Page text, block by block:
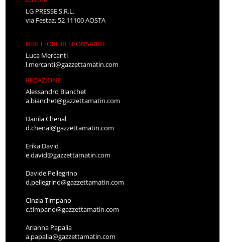
LG PRESSE S.R.L.
via Festaz, 52 11100 AOSTA
DIRETTORE RESPONSABILE
Luca Mercanti
l.mercanti@gazzettamatin.com
REDAZIONE
Alessandro Bianchet
a.bianchet@gazzettamatin.com
Danila Chenal
d.chenal@gazzettamatin.com
Erika David
e.david@gazzettamatin.com
Davide Pellegrino
d.pellegrino@gazzettamatin.com
Cinzia Timpano
c.timpano@gazzettamatin.com
Arianna Papalia
a.papalia@gazzettamatin.com